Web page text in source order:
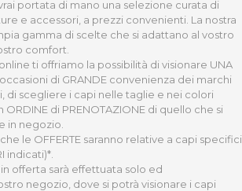
portata di mano una selezione curata di
e accessori, a prezzi convenienti. La nostra
gamma di scelte che si adattano al vostro
comfort.
ti offriamo la possibilità di visionare UNA
di GRANDE convenienza dei marchi
di scegliere i capi nelle taglie e nei colori
di PRENOTAZIONE di quello che si
in negozio.
le OFFERTE saranno relative a capi specifici
indicati)*.
offerta sarà effettuata solo ed
negozio, dove si potrà visionare i capi